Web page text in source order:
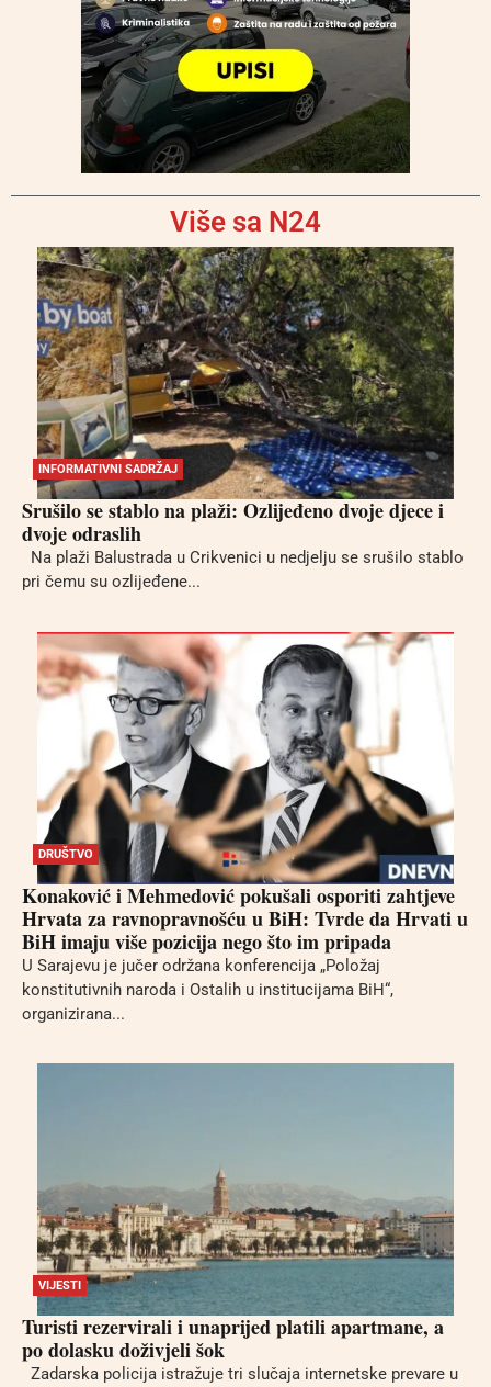
Više sa N24
INFORMATIVNI SADRŽAJ
Srušilo se stablo na plaži: Ozlijeđeno dvoje djece i
dvoje odraslih
Na plaži Balustrada u Crikvenici u nedjelju se srušilo stablo
pri čemu su ozlijeđene...
DRUŠTVO
Konaković i Mehmedović pokušali osporiti zahtjeve
Hrvata za ravnopravnošću u BiH: Tvrde da Hrvati u
BiH imaju više pozicija nego što im pripada
U Sarajevu je jučer održana konferencija „Položaj
konstitutivnih naroda i Ostalih u institucijama BiH“,
organizirana...
VIJESTI
Turisti rezervirali i unaprijed platili apartmane, a
po dolasku doživjeli šok
Zadarska policija istražuje tri slučaja internetske prevare u